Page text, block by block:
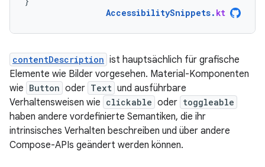
AccessibilitySnippets. kt
contentDescription ist hauptsächlich für grafische
Elemente wie Bilder vorgesehen. Material-Komponenten
wie Button oder Text und ausführbare
Verhaltensweisen wie clickable oder toggleable
haben andere vordefinierte Semantiken, die ihr
intrinsisches Verhalten beschreiben und über andere
Compose-APIs geändert werden können.